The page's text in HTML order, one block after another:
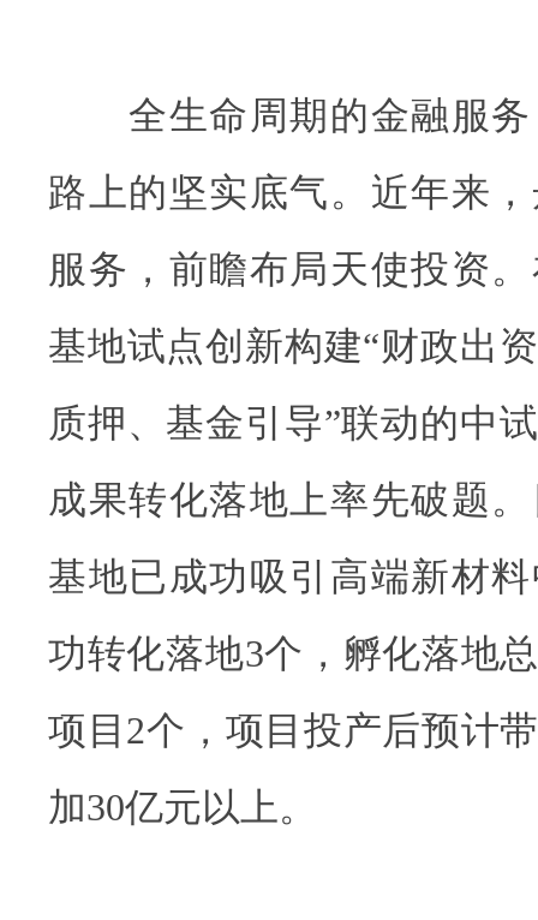
全生命周期的金融服务
路上的坚实底气。近年来
服务，前瞻布局天使投资
基地试点创新构建“财政出
质押、基金引导”联动的中
成果转化落地上率先破题
基地已成功吸引高端新材
功转化落地3个，孵化落地
项目2个，项目投产后预计
加30亿元以上。